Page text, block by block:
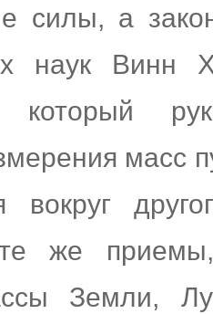
силы, а
наук Винн
который
масс
вокруг
же
Земли,